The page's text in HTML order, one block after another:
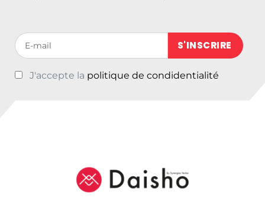
Votre adresse de messagerie (obligatoire)
J'accepte la politique de condidentialité